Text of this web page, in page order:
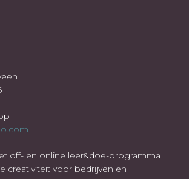
off- en online leer&doe-programma
creativiteit voor bedrijven en